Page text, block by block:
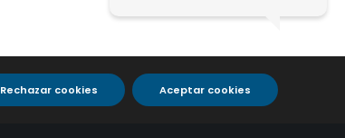
Aceptar cookies
Rechazar cookies